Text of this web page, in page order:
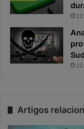
Artigos